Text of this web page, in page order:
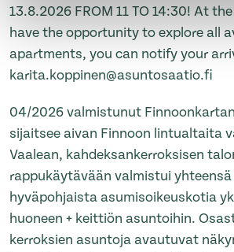
13.8.2026 FROM 11 TO 14:30! At
have the opportunity to explore all
apartments, you can notify your
karita.koppinen@asuntosaatio.fi
04/2026 valmistunut
sijaitsee aivan Finnoon lintualtaita
Vaalean, kahdeksankerroksisen
rappukäytävään valmistui yhteensä
hyväpohjaista asumisoikeuskotia
huoneen + keittiön asuntoihin.
kerroksien asuntoja avautuvat